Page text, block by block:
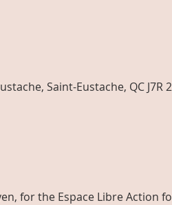
Saint-Eustache, QC J7R
for the Espace Libre Action